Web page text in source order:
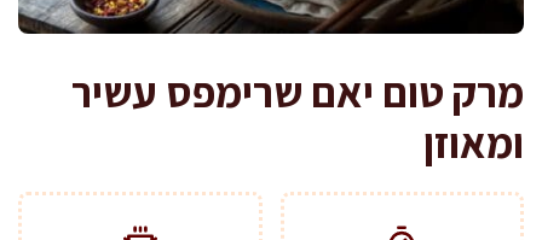
מרק טום יאם שרימפס עשיר
ומאוזן